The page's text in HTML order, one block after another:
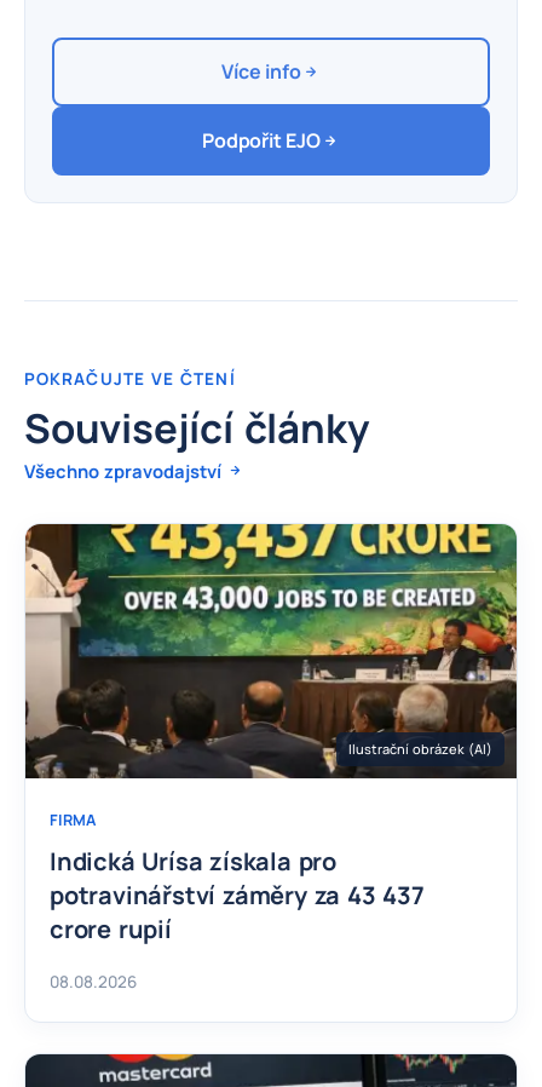
Více info
Podpořit EJO
POKRAČUJTE VE ČTENÍ
Související články
Všechno zpravodajství
Ilustrační obrázek (AI)
FIRMA
Indická Urísa získala pro
potravinářství záměry za 43 437
crore rupií
08.08.2026